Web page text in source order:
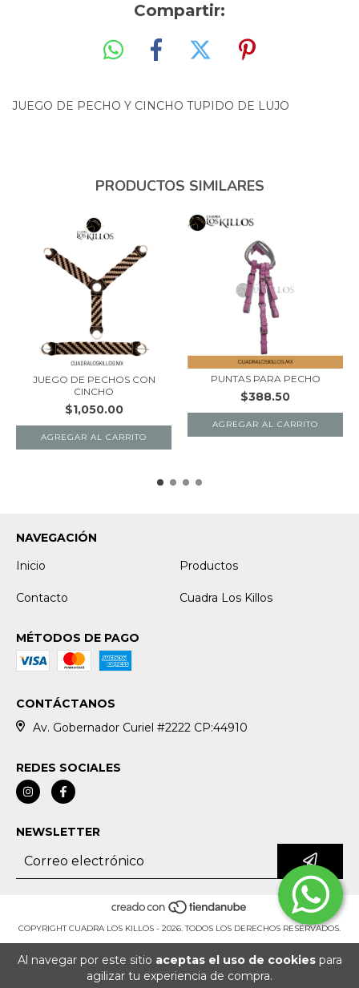
Al navegar por este sitio aceptas el uso de cookiespara
agilizar tu experiencia de compra.
Compartir:
JUEGO DE PECHO Y CINCHO TUPIDO DE LUJO
PRODUCTOS SIMILARES
JUEGO DE PECHOS CON
CINCHO
$1,050.00
PUNTAS PARA PECHO
$388.50
NAVEGACIÓN
Inicio
Productos
Contacto Cuadra Los Killos
MÉTODOS DE PAGO
CONTÁCTANOS
Av. Gobernador Curiel #2222 CP:44910
REDES SOCIALES
NEWSLETTER
COPYRIGHT CUADRA LOS KILLOS - 2026. TODOS LOS DERECHOS RESERVADOS.